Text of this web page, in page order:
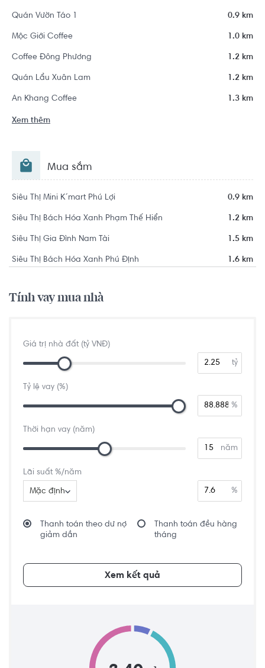
Quán Vườn Táo 1 0.9 km
Mộc Giới Coffee 1.0 km
Coffee Đông Phương 1.2 km
Quán Lẩu Xuân Lam 1.2 km
An Khang Coffee 1.3 km
Xem thêm
Mua sắm
Siêu Thị Mini K´mart Phú Lợi 0.9 km
Siêu Thị Bách Hóa Xanh Phạm Thế Hiển 1.2 km
Siêu Thị Gia Đình Nam Tài 1.5 km
Siêu Thị Bách Hóa Xanh Phú Định 1.6 km
Tính vay mua nhà
Giá trị nhà đất (tỷ VNĐ)
tỷ
Tỷ lệ vay (%)
%
Thời hạn vay (năm)
năm
Lãi suất %/năm
Mặc định %
Thanh toán theo dư nợ
giảm dần
Thanh toán đều hàng
tháng
Xem kết quả